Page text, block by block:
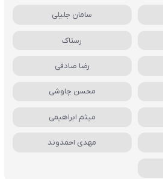
سامان جلیلی
رستاک
رضا صادقی
محسن چاوشی
میثم ابراهیمی
مهدی احمدوند